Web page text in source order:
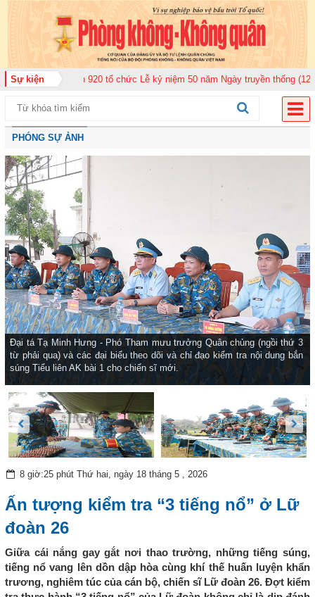
Sự kiện
Không quân 920 tổ chức Lễ kỷ niệm 50 năm Ngày truyền thống (12-11-
PHÓNG SỰ ẢNH
Đại tá Tạ Minh Hưng - Phó Tham mưu trưởng Quân chủng (ngồi thứ 3
từ phải qua) và các đại biểu theo dõi và chỉ đạo kiểm tra nội dung bắn
súng Tiểu liên AK bài 1 cho chiến sĩ mới.
8 giờ:25 phút Thứ hai, ngày 18 tháng 5 , 2026
Ấn tượng kiểm tra “3 tiếng nổ” ở Lữ
đoàn 26
Giữa cái nắng gay gắt nơi thao trường, những tiếng súng,
tiếng nổ vang lên dồn dập hòa cùng khí thế huấn luyện khẩn
trương, nghiêm túc của cán bộ, chiến sĩ Lữ đoàn 26. Đợt kiểm